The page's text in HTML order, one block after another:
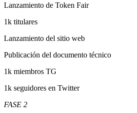
Lanzamiento de Token Fair
1k titulares
Lanzamiento del sitio web
Publicación del documento técnico
1k miembros TG
1k seguidores en Twitter
FASE 2